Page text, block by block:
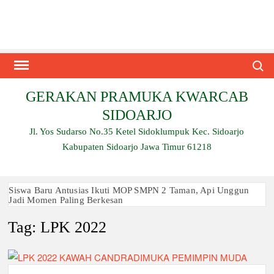
GERAKAN PRAMUKA KWARCAB
SIDOARJO
Jl. Yos Sudarso No.35 Ketel Sidoklumpuk Kec. Sidoarjo
Kabupaten Sidoarjo Jawa Timur 61218
Siswa Baru Antusias Ikuti MOP SMPN 2 Taman, Api Unggun
Jadi Momen Paling Berkesan
Berjalan 2 Kilometer hingga Taklukkan Beragam Ujian, Inilah
Perjuangan Pramuka SMK Plus NU Sidoarjo
Ambalan SMAN 3 Sidoarjo Gelar Anjangsana dan Buka
Bersama 2026, Pererat Tali Persaudaraan
Tag:LPK 2022